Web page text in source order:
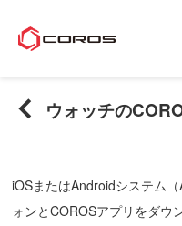
ウォッチの
iOSまたはAndroidシステム
ォンとCOROSアプリをダウ